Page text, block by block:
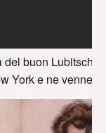
buon Lubitsch
York e ne venne